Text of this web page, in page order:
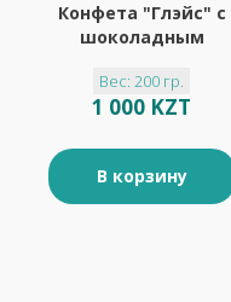
Конфета "Глэйс" с
шоколадным
Вес: 200 гр.
1 000 KZT
В корзину